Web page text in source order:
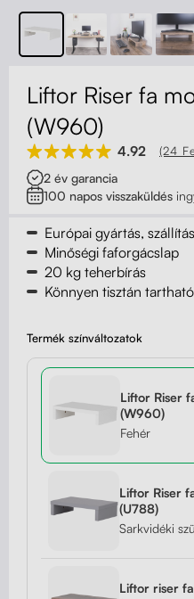
Kerekek
Zárható fiók
Fa monitor
Akusztikus
Deréktámaszok
Kapcsolat
Liftor Riser fa
(W960)
4.92 (24
2 év garancia
100 napos visszaküldés
Európai gyártás,
Minőségi faforgácslap
20 kg teherbírás
Könnyen tisztán tartható
Termék színváltozatok
Liftor Riser
(W960)
Fehér
Liftor Riser
(U788)
Sarkvidéki
Liftor riser